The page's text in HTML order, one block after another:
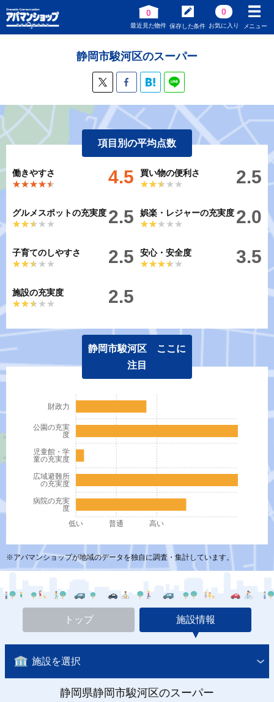
0
最近見た物件 保存した条件
0
お気に入り メニュー
静岡市駿河区のスーパー
項目別の平均点数
働きやすさ
★★★★★
★★★★★ 4.5
買い物の便利さ
★★★★★
★★★★★ 2.5
グルメスポットの充実度
★★★★★
★★★★★ 2.5
娯楽・レジャーの充実度
★★★★★
★★★★★ 2.0
子育てのしやすさ
★★★★★
★★★★★ 2.5
安心・安全度
★★★★★
★★★★★ 3.5
施設の充実度
★★★★★
★★★★★ 2.5
静岡市駿河区 ここに
注目
病院の充実
度
広域避難所
の充実度
児童館・学
童の充実度
公園の充実
度
財政力
低い 普通 高い
※アパマンショップが地域のデータを独自に調査・集計しています。
トップ 施設情報
施設を選択
静岡県静岡市駿河区のスーパー